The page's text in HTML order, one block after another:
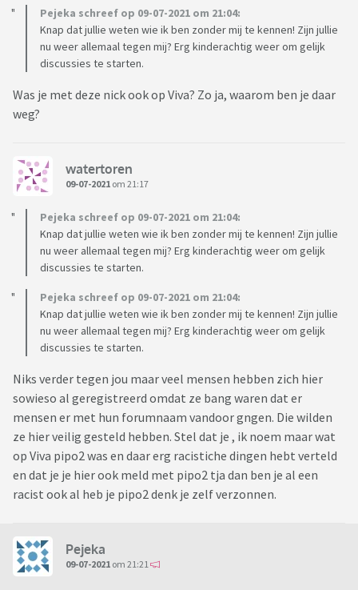
Pejeka schreef op 09-07-2021 om 21:04:
Knap dat jullie weten wie ik ben zonder mij te kennen! Zijn jullie
nu weer allemaal tegen mij? Erg kinderachtig weer om gelijk
discussies te starten.
Was je met deze nick ook op Viva? Zo ja, waarom ben je daar
weg?
watertoren
09-07-2021 om 21:17
Pejeka schreef op 09-07-2021 om 21:04:
Knap dat jullie weten wie ik ben zonder mij te kennen! Zijn jullie
nu weer allemaal tegen mij? Erg kinderachtig weer om gelijk
discussies te starten.
Pejeka schreef op 09-07-2021 om 21:04:
Knap dat jullie weten wie ik ben zonder mij te kennen! Zijn jullie
nu weer allemaal tegen mij? Erg kinderachtig weer om gelijk
discussies te starten.
Niks verder tegen jou maar veel mensen hebben zich hier
sowieso al geregistreerd omdat ze bang waren dat er
mensen er met hun forumnaam vandoor gngen. Die wilden
ze hier veilig gesteld hebben. Stel dat je , ik noem maar wat
op Viva pipo2 was en daar erg racistiche dingen hebt verteld
en dat je je hier ook meld met pipo2 tja dan ben je al een
racist ook al heb je pipo2 denk je zelf verzonnen.
Pejeka
09-07-2021 om 21:21